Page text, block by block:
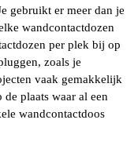
gebruikt er meer dan je
wandcontactdozen
per plek bij op
zoals je
vaak gemakkelijk
plaats waar al een
wandcontactdoos